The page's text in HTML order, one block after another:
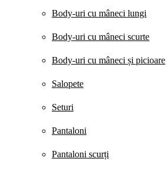
Body-uri cu mâneci lungi
Body-uri cu mâneci scurte
Body-uri cu mâneci și picioare
Salopete
Seturi
Pantaloni
Pantaloni scurți